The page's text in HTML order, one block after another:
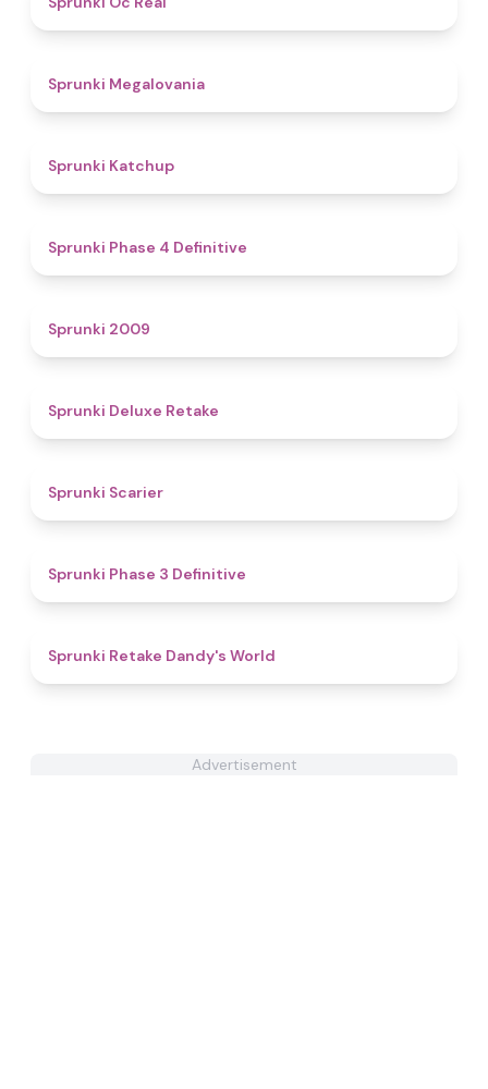
Sprunki Megalovania
Sprunki Katchup
Sprunki Phase 4 Definitive
Sprunki 2009
Sprunki Deluxe Retake
Sprunki Scarier
Sprunki Phase 3 Definitive
Sprunki Retake Dandy's World
Advertisement